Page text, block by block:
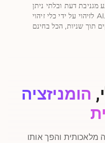
מגניבת דעת ובלתי ניתן
לזיהוי על ידי כלי זיהוי AI. השתמש בו כדי ליצור חומרים
הומניזציה
מלאכותית והפך אותו